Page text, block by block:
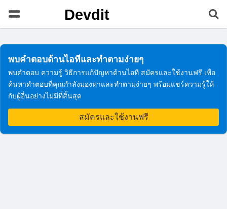
Devdit
พบคำตอบด้านไอทีและทำตามง่ายๆ
พบคำตอบ ความรู้ วิธีการแก้ปัญหาด้านไอที สมัครและใช้งานฟรี เพื่อ
ค้นหาคำตอบที่คุณกำลังมองหาและทำตามง่ายๆ พร้อมแชร์ความรู้ให้
กับผู้อื่นอย่างไม่มีที่สิ้นสุด
สมัครและใช้งานฟรี